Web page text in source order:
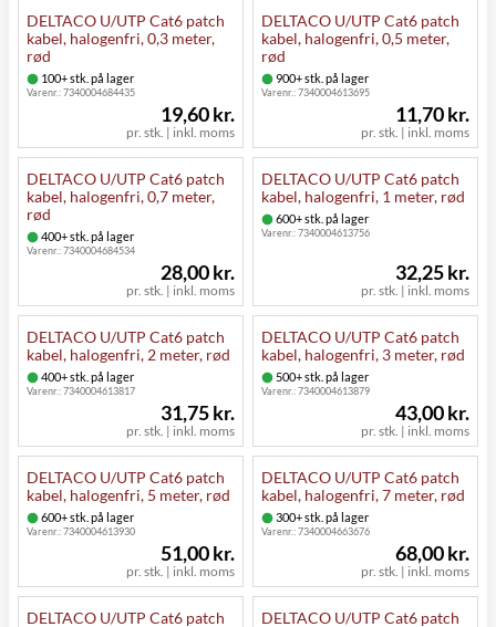
DELTACO U/UTP Cat6 patch
kabel, halogenfri, 0,3 meter,
rød
100+ stk. på lager
Varenr.:7340004684435
pr. stk. | inkl. moms
19,60 kr.
DELTACO U/UTP Cat6 patch
kabel, halogenfri, 0,5 meter,
rød
900+ stk. på lager
Varenr.:7340004613695
pr. stk. | inkl. moms
11,70 kr.
DELTACO U/UTP Cat6 patch
kabel, halogenfri, 0,7 meter,
rød
400+ stk. på lager
Varenr.:7340004684534
pr. stk. | inkl. moms
28,00 kr.
DELTACO U/UTP Cat6 patch
kabel, halogenfri, 1 meter, rød
600+ stk. på lager
Varenr.:7340004613756
pr. stk. | inkl. moms
32,25 kr.
DELTACO U/UTP Cat6 patch
kabel, halogenfri, 2 meter, rød
400+ stk. på lager
Varenr.:7340004613817
pr. stk. | inkl. moms
31,75 kr.
DELTACO U/UTP Cat6 patch
kabel, halogenfri, 3 meter, rød
500+ stk. på lager
Varenr.:7340004613879
pr. stk. | inkl. moms
43,00 kr.
DELTACO U/UTP Cat6 patch
kabel, halogenfri, 5 meter, rød
600+ stk. på lager
Varenr.:7340004613930
pr. stk. | inkl. moms
51,00 kr.
DELTACO U/UTP Cat6 patch
kabel, halogenfri, 7 meter, rød
300+ stk. på lager
Varenr.:7340004663676
pr. stk. | inkl. moms
68,00 kr.
DELTACO U/UTP Cat6 patch
DELTACO U/UTP Cat6 patch